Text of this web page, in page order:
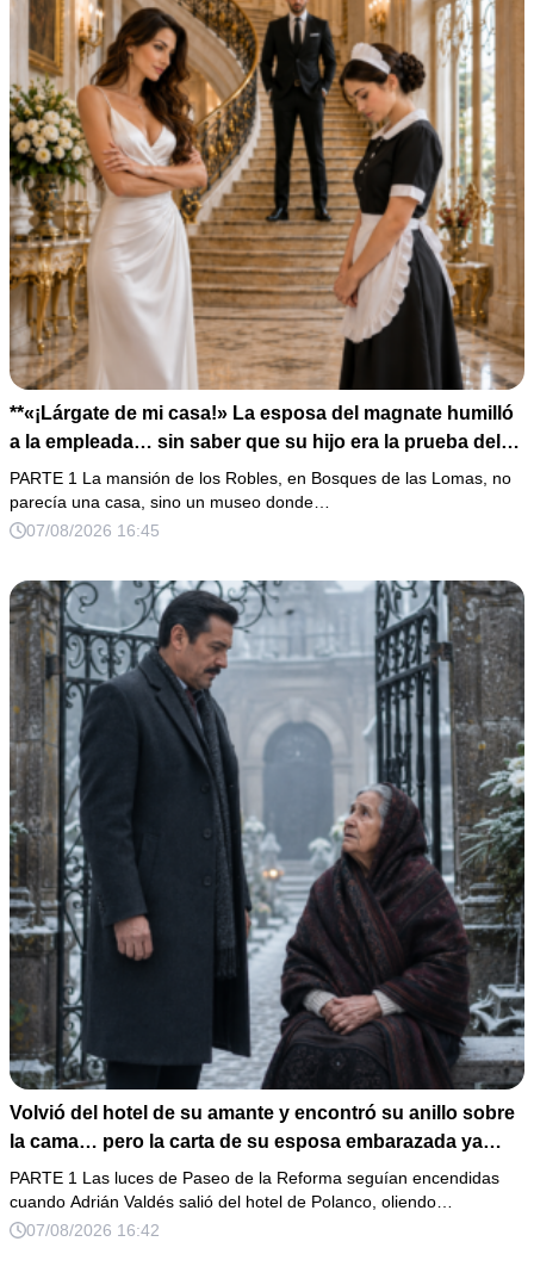
**«¡Lárgate de mi casa!» La esposa del magnate humilló
a la empleada… sin saber que su hijo era la prueba del
secreto que todos habían enterrado*
PARTE 1 La mansión de los Robles, en Bosques de las Lomas, no
parecía una casa, sino un museo donde…
07/08/2026 16:45
Volvió del hotel de su amante y encontró su anillo sobre
la cama… pero la carta de su esposa embarazada ya
había puesto en marcha su ruina
PARTE 1 Las luces de Paseo de la Reforma seguían encendidas
cuando Adrián Valdés salió del hotel de Polanco, oliendo…
07/08/2026 16:42